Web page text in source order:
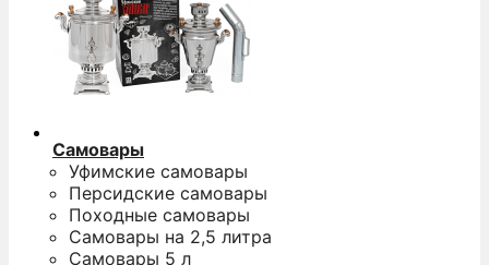
Самовары
Уфимские самовары
Персидские самовары
Походные самовары
Самовары на 2,5 литра
Самовары 5 л